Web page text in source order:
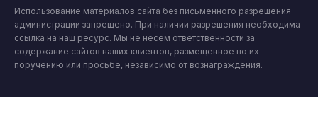
Использование материалов сайта без письменного разрешения
администрации запрещено. При наличии разрешения необходима
ссылка на наш ресурс. Мы не несем ответственности за
содержание сайтов наших клиентов, размещенное по их
поручению или просьбе, независимо от вознаграждения.